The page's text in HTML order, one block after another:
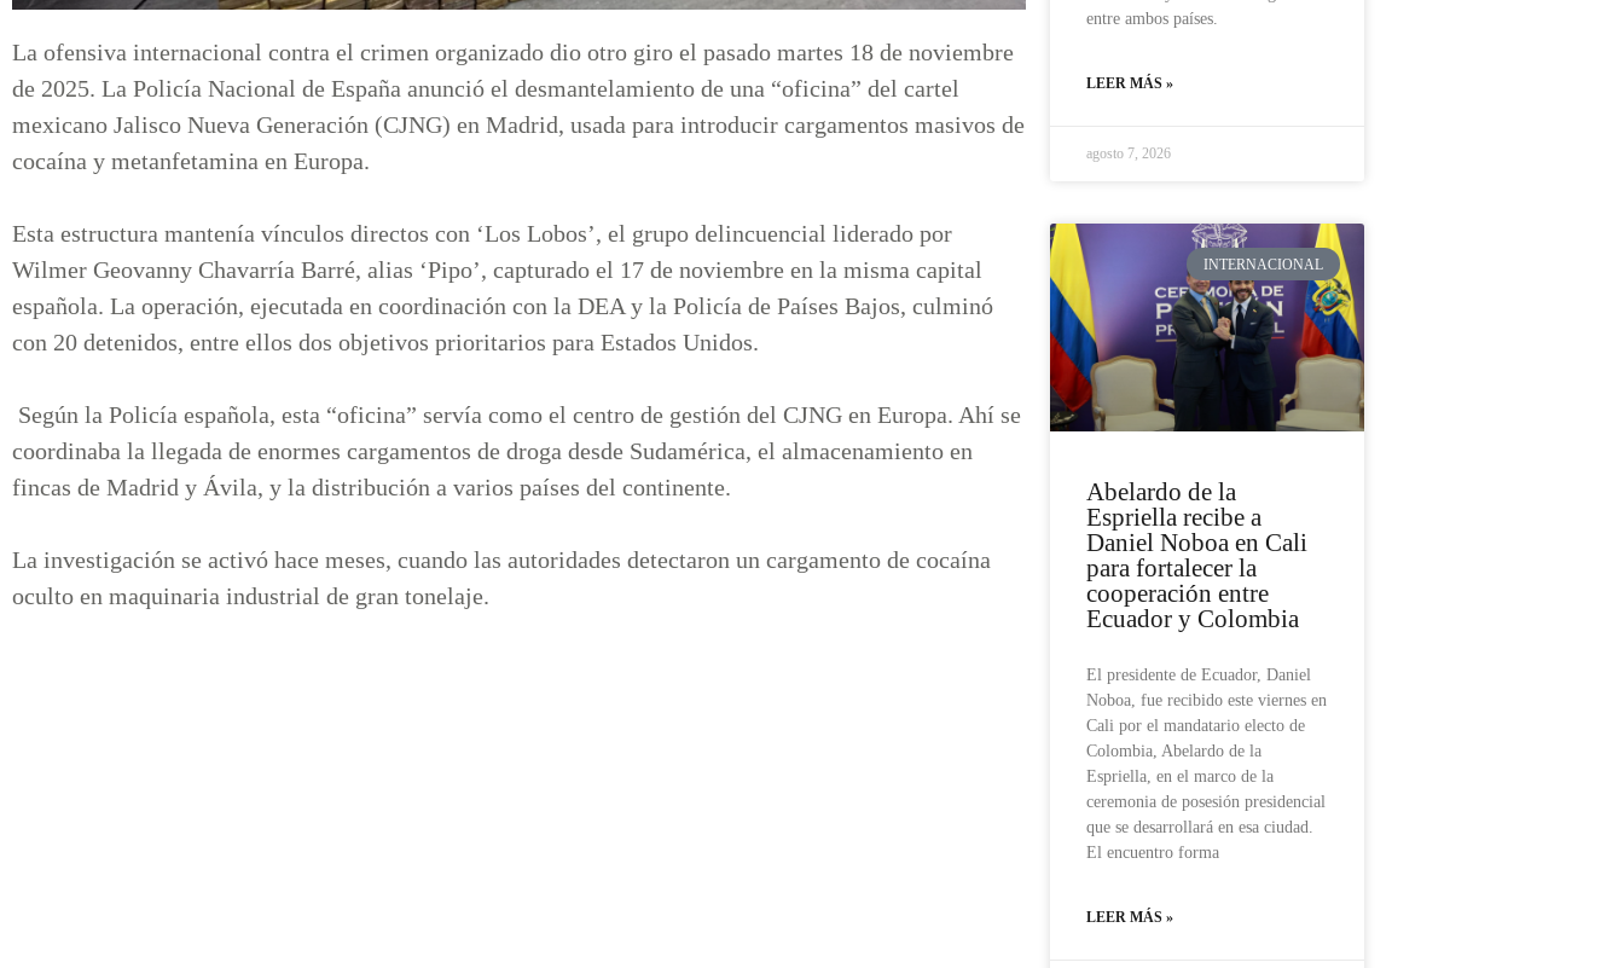
La ofensiva internacional contra el crimen organizado dio otro giro el pasado martes 18 de noviembre
de 2025. La Policía Nacional de España anunció el desmantelamiento de una “oficina” del cartel
mexicano Jalisco Nueva Generación (CJNG) en Madrid, usada para introducir cargamentos masivos de
cocaína y metanfetamina en Europa.
Esta estructura mantenía vínculos directos con ‘Los Lobos’, el grupo delincuencial liderado por
Wilmer Geovanny Chavarría Barré, alias ‘Pipo’, capturado el 17 de noviembre en la misma capital
española. La operación, ejecutada en coordinación con la DEA y la Policía de Países Bajos, culminó
con 20 detenidos, entre ellos dos objetivos prioritarios para Estados Unidos.
Según la Policía española, esta “oficina” servía como el centro de gestión del CJNG en Europa. Ahí se
coordinaba la llegada de enormes cargamentos de droga desde Sudamérica, el almacenamiento en
fincas de Madrid y Ávila, y la distribución a varios países del continente.
La investigación se activó hace meses, cuando las autoridades detectaron un cargamento de cocaína
oculto en maquinaria industrial de gran tonelaje.
entre ambos países.
LEER MÁS »
agosto 7, 2026
INTERNACIONAL
Abelardo de la
Espriella recibe a
Daniel Noboa en Cali
para fortalecer la
cooperación entre
Ecuador y Colombia
El presidente de Ecuador, Daniel
Noboa, fue recibido este viernes en
Cali por el mandatario electo de
Colombia, Abelardo de la
Espriella, en el marco de la
ceremonia de posesión presidencial
que se desarrollará en esa ciudad.
El encuentro forma
LEER MÁS »